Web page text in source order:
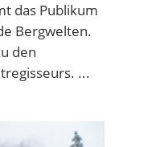
das Publikum
Bergwelten.
den